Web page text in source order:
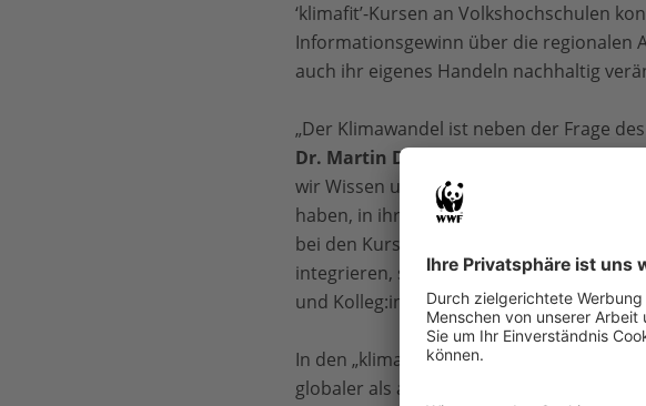
‘klimafit’-Kursen an Volkshochschulen
Informationsgewinn über die regionalen
auch ihr eigenes Handeln nachhaltig
„Der Klimawandel ist neben der Frage
Dr. Martin Döring von der Universität
wir Wissen und Weiterbildung über
haben, in ihrem Alltag eine Rolle
bei den Kursteilnehmer:innen von
integrieren, sondern diesen auch
und Kolleg:innenkreis auch weiter. Das
In den „klimafit“-Kursen wurde seit 2017
globaler als auch auf regionaler und